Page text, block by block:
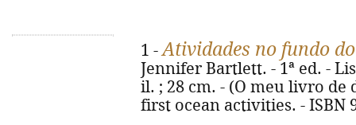
1 -Atividades no fundo
Jennifer Bartlett. - 1ª ed. -
il. ; 28 cm. - (O meu livro de
first ocean activities. - ISBN